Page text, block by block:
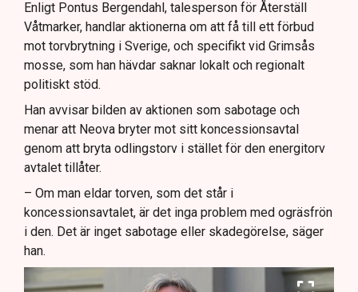
Enligt Pontus Bergendahl, talesperson för Återställ
Våtmarker, handlar aktionerna om att få till ett förbud
mot torvbrytning i Sverige, och specifikt vid Grimsås
mosse, som han hävdar saknar lokalt och regionalt
politiskt stöd.
Han avvisar bilden av aktionen som sabotage och
menar att Neova bryter mot sitt koncessionsavtal
genom att bryta odlingstorv i stället för den energitorv
avtalet tillåter.
– Om man eldar torven, som det står i
koncessionsavtalet, är det inga problem med ogräsfrön
i den. Det är inget sabotage eller skadegörelse, säger
han.